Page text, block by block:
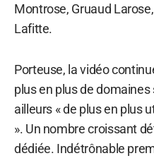
Montrose, Gruaud
Lafitte.
Porteuse, la vidéo
plus en plus de
ailleurs « de plus en plus
». Un nombre croissant
dédiée. Indétrônable